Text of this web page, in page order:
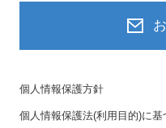
個人情報保護方針
個人情報保護法(利用目的)に